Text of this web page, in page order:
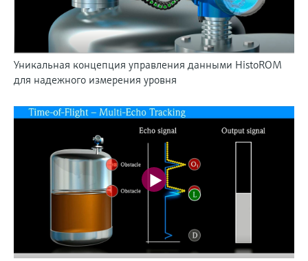
Уникальная концепция управления данными HistoROM
для надежного измерения уровня